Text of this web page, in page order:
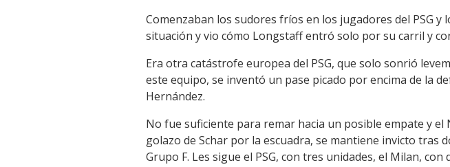
Comenzaban los sudores fríos en los jugadores del PSG
situación y vio cómo Longstaff entró solo por su carril y
Era otra catástrofe europea del PSG, que solo sonrió
este equipo, se inventó un pase picado por encima de la
Hernández.
No fue suficiente para remar hacia un posible empate y
golazo de Schar por la escuadra, se mantiene invicto tras
Grupo F. Les sigue el PSG, con tres unidades, el Milan,